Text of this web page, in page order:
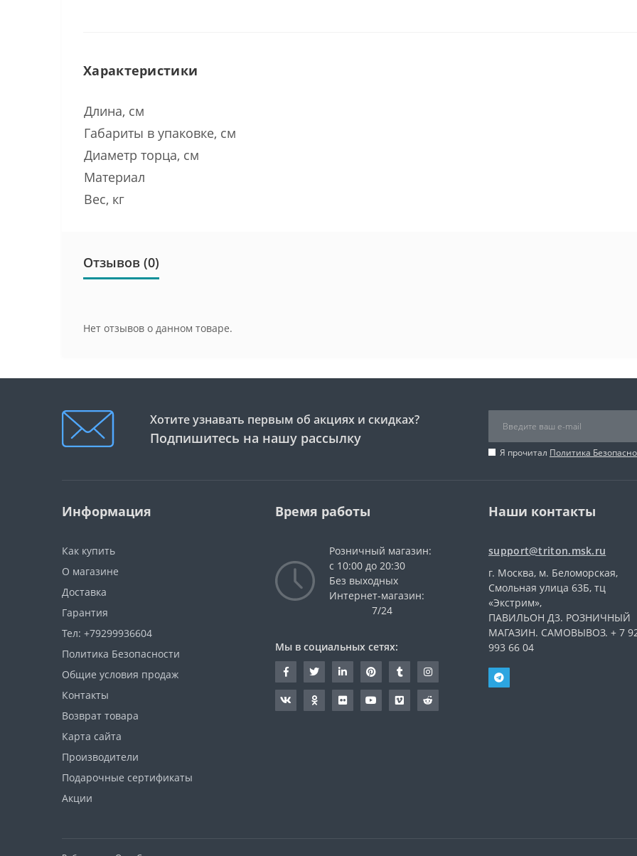
Характеристики
Длина, см
Габариты в упаковке, см
Диаметр торца, см
Материал
Вес, кг
Отзывов (0)
Нет отзывов о данном товаре.
Хотите узнавать первым об акциях и скидках?
Подпишитесь на нашу рассылку
Я прочитал Политика
Информация
Как купить
О магазине
Доставка
Гарантия
Тел: +79299936604
Политика Безопасности
Общие условия продаж
Контакты
Возврат товара
Карта сайта
Производители
Подарочные сертификаты
Акции
Время работы
Розничный магазин:
с 10:00 до 20:30
Без выходных
Интернет-магазин:
7/24
Мы в социальных сетях:
Наши контакты
support@triton.msk.ru
г. Москва, м. Беломорская,
Смольная улица 63Б, тц
«Экстрим»,
ПАВИЛЬОН Д3. РОЗНИЧНЫЙ
МАГАЗИН. САМОВЫВОЗ. + 7
993 66 04